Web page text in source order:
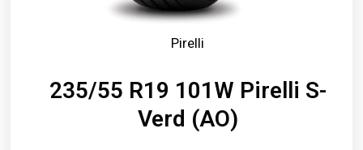
Pirelli
235/55 R19 101W Pirelli S-
Verd (AO)